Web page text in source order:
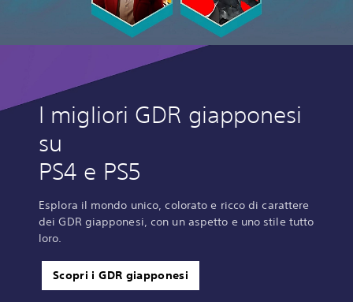
I migliori GDR giapponesi
su
PS4 e PS5
Esplora il mondo unico, colorato e ricco di carattere
dei GDR giapponesi, con un aspetto e uno stile tutto
loro.
Scopri i GDR giapponesi